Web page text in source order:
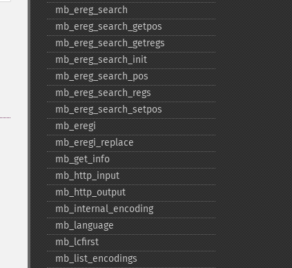
mb_​ereg_​search
mb_​ereg_​search_​getpos
mb_​ereg_​search_​getregs
mb_​ereg_​search_​init
mb_​ereg_​search_​pos
mb_​ereg_​search_​regs
mb_​ereg_​search_​setpos
mb_​eregi
mb_​eregi_​replace
mb_​get_​info
mb_​http_​input
mb_​http_​output
mb_​internal_​encoding
mb_​language
mb_​lcfirst
mb_​list_​encodings